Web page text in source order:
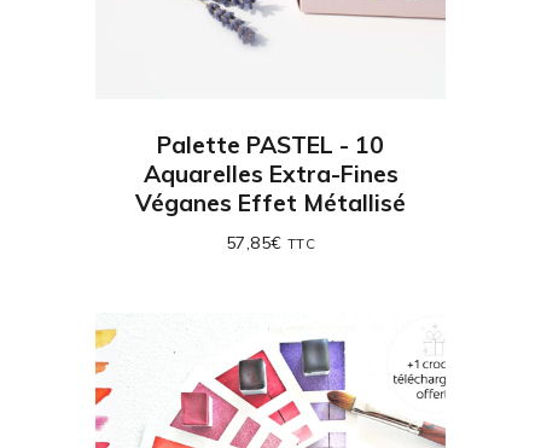
Palette PASTEL - 10
Aquarelles Extra-Fines
Véganes Effet Métallisé
57,85€ TTC